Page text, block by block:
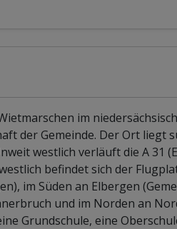
im
der Gemeinde. Der Ort liegt
westlich verläuft die A 31
befindet sich der
im Süden an Elbergen
und im Norden an
Grundschule, eine